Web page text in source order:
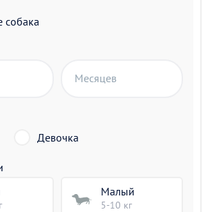
собака
Месяцев
Девочка
Малый
5-10 кг